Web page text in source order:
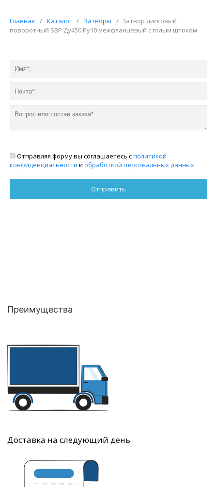
Главная / Каталог / Затворы / Затвор дисковый
поворотный SBP Ду450 Ру10 межфланцевый с голым штоком
Отправляя форму вы соглашаетесь сполитикой
конфиденциальности и обработкой персональных данных
Преимущества
Доставка на следующий день